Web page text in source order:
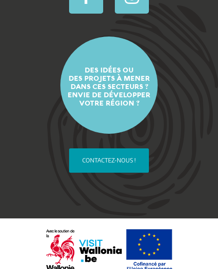
DES IDÉES OU
DES PROJETS À MENER
DANS CES SECTEURS ?
ENVIE DE DÉVELOPPER
VOTRE RÉGION ?
CONTACTEZ-NOUS !